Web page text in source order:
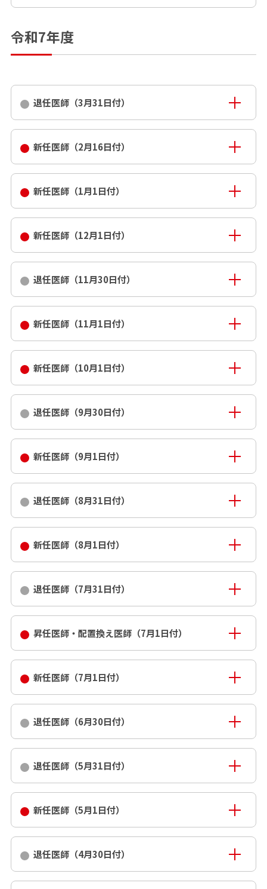
令和7年度
退任医師（3月31日付）
新任医師（2月16日付）
新任医師（1月1日付）
新任医師（12月1日付）
退任医師（11月30日付）
新任医師（11月1日付）
新任医師（10月1日付）
退任医師（9月30日付）
新任医師（9月1日付）
退任医師（8月31日付）
新任医師（8月1日付）
退任医師（7月31日付）
昇任医師・配置換え医師（7月1日付）
新任医師（7月1日付）
退任医師（6月30日付）
退任医師（5月31日付）
新任医師（5月1日付）
退任医師（4月30日付）